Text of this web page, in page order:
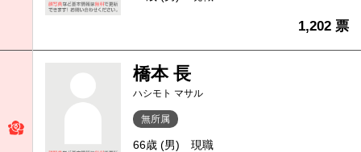
1,202 票
橋本 長
ハシモト マサル
無所属
66歳 (男) 現職